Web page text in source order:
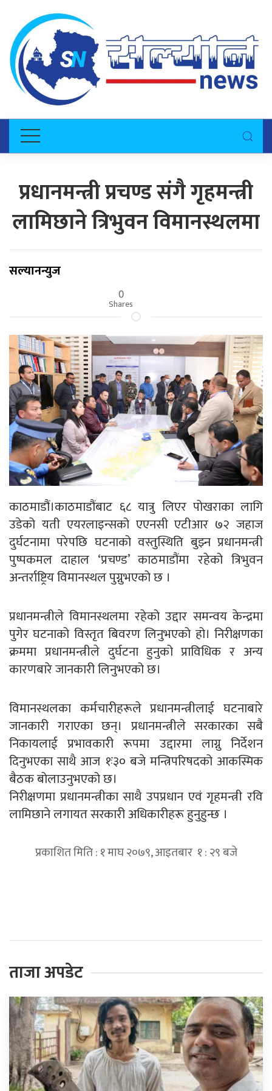
प्रधानमन्त्री प्रचण्ड संगै गृहमन्त्री
लामिछाने त्रिभुवन विमानस्थलमा
सल्यानन्युज
0
Shares
काठमाडौं।काठमाडौंबाट ६८ यात्रु लिएर पोखराका लागि
उडेको यती एयरलाइन्सको एएनसी एटीआर ७२ जहाज
दुर्घटनामा परेपछि घटनाको वस्तुस्थिति बुझ्न प्रधानमन्त्री
पुष्पकमल दाहाल ‘प्रचण्ड’ काठमाडौंमा रहेको त्रिभुवन
अन्तर्राष्ट्रिय विमानस्थल पुग्नुभएको छ ।
प्रधानमन्त्रीले विमानस्थलमा रहेको उद्दार समन्वय केन्द्रमा
पुगेर घटनाको विस्तृत बिवरण लिनुभएको हो। निरीक्षणका
क्रममा प्रधानमन्त्रीले दुर्घटना हुनुको प्राविधिक र अन्य
कारणबारे जानकारी लिनुभएको छ।
विमानस्थलका कर्मचारीहरूले प्रधानमन्त्रीलाई घटनाबारे
जानकारी गराएका छन्। प्रधानमन्त्रीले सरकारका सबै
निकायलाई प्रभावकारी रूपमा उद्दारमा लाग्नु निर्देशन
दिनुभएका साथै आज १ः३० बजे मन्त्रिपरिषदको आकस्मिक
बैठक बोलाउनुभएको छ।
निरीक्षणमा प्रधानमन्त्रीका साथै उपप्रधान एवं गृहमन्त्री रवि
लामिछाने लगायत सरकारी अधिकारीहरू हुनुहुन्छ ।
प्रकाशित मिति : १ माघ २०७९, आइतबार १ : २९ बजे
ताजा अपडेट